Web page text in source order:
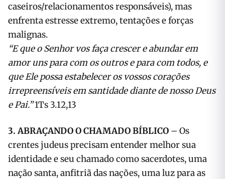
caseiros/relacionamentos responsáveis), mas
enfrenta estresse extremo, tentações e forças
malignas.
“E que o Senhor vos faça crescer e abundar em
amor uns para com os outros e para com todos, e
que Ele possa estabelecer os vossos corações
irrepreensíveis em santidade diante de nosso Deus
e Pai.”1Ts 3.12,13
3. ABRAÇANDO O CHAMADO BÍBLICO – Os
crentes judeus precisam entender melhor sua
identidade e seu chamado como sacerdotes, uma
nação santa, anfitriã das nações, uma luz para as